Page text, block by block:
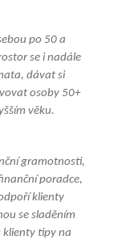
po 50 a
se i nadále
dávat si
osoby 50+
věku.
gramotnosti,
poradce,
klienty
se sladěním
klienty tipy na